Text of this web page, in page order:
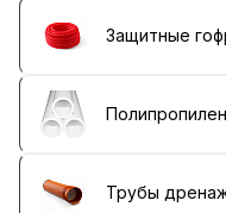
Защитные
Трубы